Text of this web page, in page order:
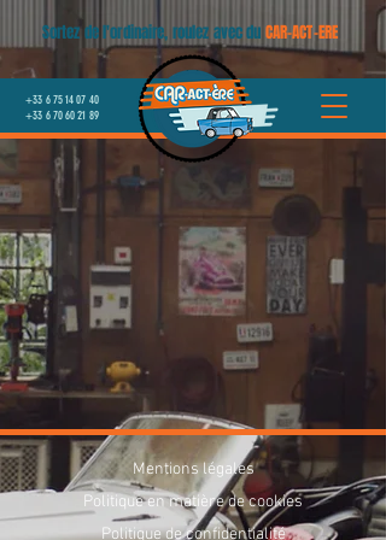
+33 6 75 14 07 40
+33 6 70 60 21 89
Sortez de l'ordinaire, roulez avec du CAR-ACT-ERE
Mentions légales
Politique en matière de cookies
Politique de confidentialité